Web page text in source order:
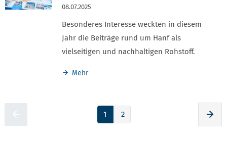
08.07.2025
Besonderes Interesse weckten in diesem
Jahr die Beiträge rund um Hanf als
vielseitigen und nachhaltigen Rohstoff.
Mehr
1 2